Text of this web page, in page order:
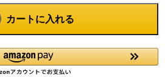
カートに入れる